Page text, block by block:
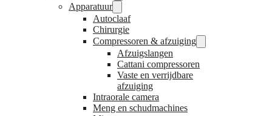
Apparatuur
Autoclaaf
Chirurgie
Compressoren & afzuiging
Afzuigslangen
Cattani compressoren
Vaste en verrijdbare
afzuiging
Intraorale camera
Meng en schudmachines